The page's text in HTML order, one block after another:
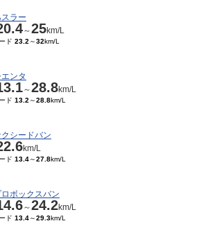
ラー
～25km/L
ド 23.2 ～32km/L
ンタ
～28.8km/L
ド 13.2 ～28.8km/L
クシードバン
km/L
ド 13.4～27.8km/L
ロボックスバン
～24.2km/L
ド 13.4～29.3km/L